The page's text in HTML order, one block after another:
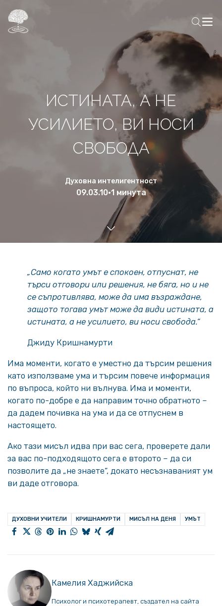
ИСТИНАТА, А НЕ
УСИЛИЕТО, ВИ НОСИ
СВОБОДА
Духовна интелигентност
09.03.10•1 минута
„Само когато умът е спокоен, отпуснат, не
търси отговори или решения, не бяга, но и не
се съпротивлява, може да има възраждане,
защото тога­ва умът може да види истината, а
истината, а не усилието, ви носи свобода.“
Джиду Кришнамурти
Има моменти, когато е уместно да търсим решения
като използваме ума и търсим повече информация
по въпроса, който ни вълнува. Има и моменти,
когато по-добре е да направим точно обратното –
да дадем почивка на ума и да се отпуснем в
настоящето.
Ако тази мисъл идва при вас сега, проверете дали
за вас по-подходящото сега е второто – да си
позволите да „не знаете“, докато несъзнаваният ум
ви даде отговора.
ДУХОВНИ УЧИТЕЛИ КРИШНАМУРТИ МИСЪЛ НА ДЕНЯ УМЪТ
Камелия Хаджийска
Психолог и психотерапевт, създател на сайта